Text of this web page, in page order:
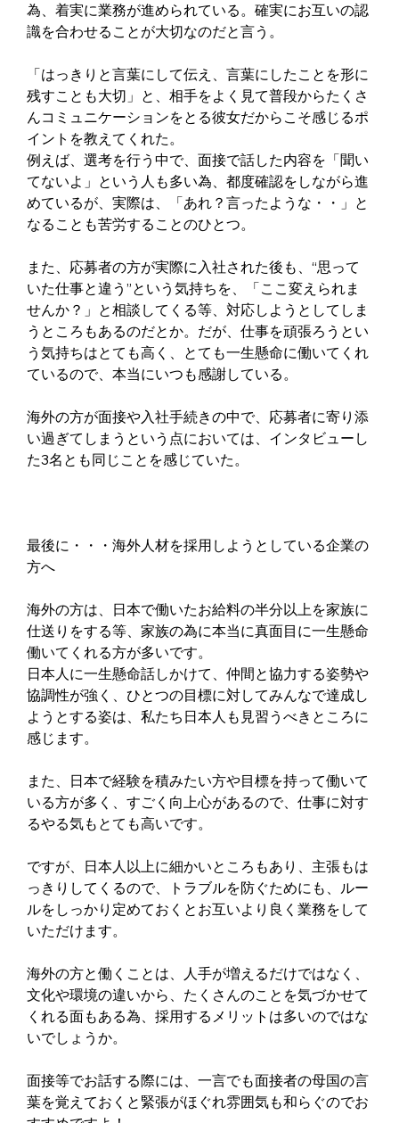
為、着実に業務が進められている。確実にお互いの認
識を合わせることが大切なのだと言う。
「はっきりと言葉にして伝え、言葉にしたことを形に
残すことも大切」と、相手をよく見て普段からたくさ
んコミュニケーションをとる彼女だからこそ感じるポ
イントを教えてくれた。
例えば、選考を行う中で、面接で話した内容を「聞い
てないよ」という人も多い為、都度確認をしながら進
めているが、実際は、「あれ？言ったような・・」と
なることも苦労することのひとつ。
また、応募者の方が実際に入社された後も、“思って
いた仕事と違う”という気持ちを、「ここ変えられま
せんか？」と相談してくる等、対応しようとしてしま
うところもあるのだとか。だが、仕事を頑張ろうとい
う気持ちはとても高く、とても一生懸命に働いてくれ
ているので、本当にいつも感謝している。
海外の方が面接や入社手続きの中で、応募者に寄り添
い過ぎてしまうという点においては、インタビューし
た3名とも同じことを感じていた。
最後に・・・海外人材を採用しようとしている企業の
方へ
海外の方は、日本で働いたお給料の半分以上を家族に
仕送りをする等、家族の為に本当に真面目に一生懸命
働いてくれる方が多いです。
日本人に一生懸命話しかけて、仲間と協力する姿勢や
協調性が強く、ひとつの目標に対してみんなで達成し
ようとする姿は、私たち日本人も見習うべきところに
感じます。
また、日本で経験を積みたい方や目標を持って働いて
いる方が多く、すごく向上心があるので、仕事に対す
るやる気もとても高いです。
ですが、日本人以上に細かいところもあり、主張もは
っきりしてくるので、トラブルを防ぐためにも、ルー
ルをしっかり定めておくとお互いより良く業務をして
いただけます。
海外の方と働くことは、人手が増えるだけではなく、
文化や環境の違いから、たくさんのことを気づかせて
くれる面もある為、採用するメリットは多いのではな
いでしょうか。
面接等でお話する際には、一言でも面接者の母国の言
葉を覚えておくと緊張がほぐれ雰囲気も和らぐのでお